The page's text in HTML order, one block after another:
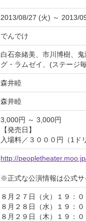
2013/08/27 (火) ～ 2013/
でんでけ
白石奈緒美、市川博樹、
グ・ラムゼイ、(ステージ
森井睦
森井睦
3,000円 ～ 3,000円
【発売日】
入場料／３０００円（1ド
http://
※正式な公演情報は公式サ
８月２７日（火）１９：０
８月２８日（水）１９：０
８月２９日（木）１９：０